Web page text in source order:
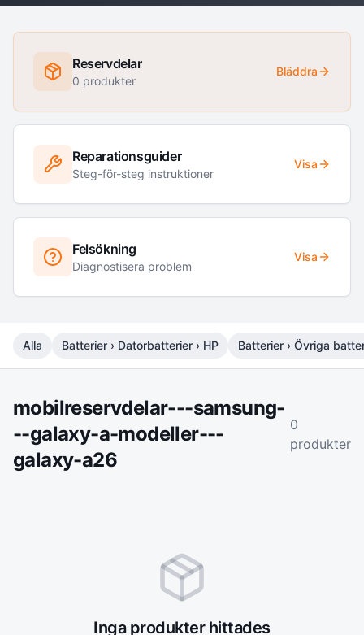
Reservdelar
0 produkter
Bläddra
Reparationsguider
Steg-för-steg instruktioner
Visa
Felsökning
Diagnostisera problem
Visa
Alla Batterier › Datorbatterier › HP Batterier › Övriga
mobilreservdelar---samsung-
--galaxy-a-modeller---
galaxy-a26
0
produkter
Inga produkter hittades